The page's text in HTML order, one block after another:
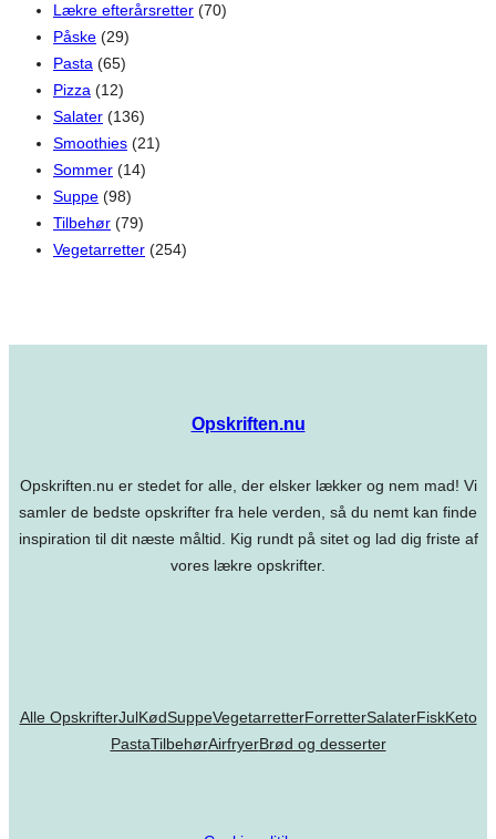
Lækre efterårsretter (70)
Påske (29)
Pasta (65)
Pizza (12)
Salater (136)
Smoothies (21)
Sommer (14)
Suppe (98)
Tilbehør (79)
Vegetarretter (254)
Opskriften.nu
Opskriften.nu er stedet for alle, der elsker lækker og nem mad! Vi
samler de bedste opskrifter fra hele verden, så du nemt kan finde
inspiration til dit næste måltid. Kig rundt på sitet og lad dig friste af
vores lækre opskrifter.
Alle OpskrifterJulKødSuppeVegetarretterForretterSalaterFiskKeto
PastaTilbehørAirfryerBrød og desserter